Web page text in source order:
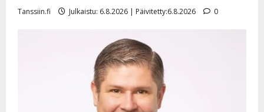
Tanssiin.fi Julkaistu: 6.8.2026 | Päivitetty:6.8.2026 0